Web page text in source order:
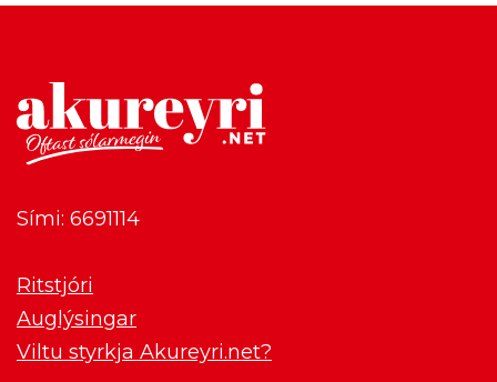
Sími: 6691114
Ritstjóri
Auglýsingar
Viltu styrkja Akureyri.net?